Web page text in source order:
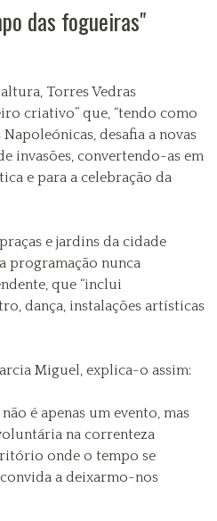
das fogueiras"
Torres Vedras
criativo” que, “tendo como
desafia a novas
invasões, convertendo-as em
e para a celebração da
e jardins da cidade
programação nunca
que “inclui
dança, instalações artísticas
Miguel, explica-o assim:
é apenas um evento, mas
na correnteza
onde o tempo se
a deixarmo-nos